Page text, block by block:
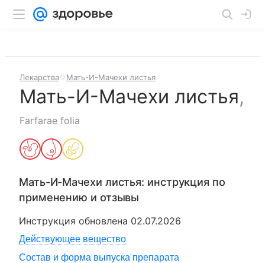
Лекарства Мать-И-Мачехи листья
Мать-И-Мачехи листья,
Farfarae folia
Мать-И-Мачехи листья: инструкция по
применению и отзывы
Инструкция обновлена 02.07.2026
Действующее вещество
Состав и форма выпуска препарата